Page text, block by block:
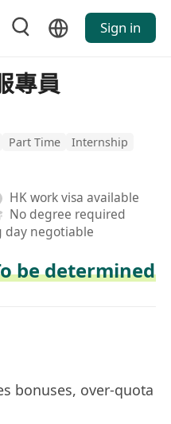
Sign in
專員
Part Time
Internship
HK work visa available
No degree required
day negotiable
be determined
bonuses, over-quota